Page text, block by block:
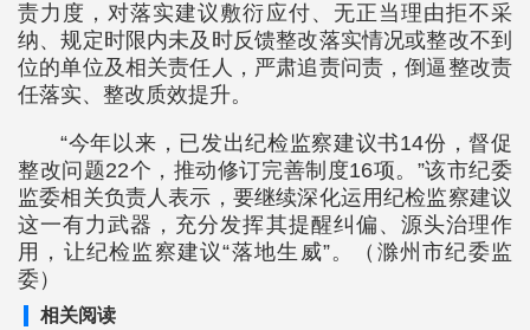
责力度，对落实建议敷衍应付、无正当理由拒不采
纳、规定时限内未及时反馈整改落实情况或整改不到
位的单位及相关责任人，严肃追责问责，倒逼整改责
任落实、整改质效提升。
“今年以来，已发出纪检监察建议书14份，督促
整改问题22个，推动修订完善制度16项。”该市纪委
监委相关负责人表示，要继续深化运用纪检监察建议
这一有力武器，充分发挥其提醒纠偏、源头治理作
用，让纪检监察建议“落地生威”。（滁州市纪委监
委）
相关阅读